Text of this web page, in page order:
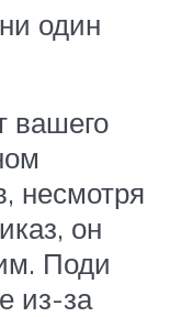
один
вашего
несмотря
он
Поди
из-за